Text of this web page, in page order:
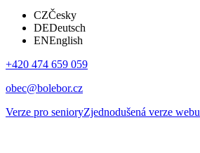
CZČesky
DEDeutsch
ENEnglish
+420 474 659 059
obec@bolebor.cz
Verze pro senioryZjednodušená verze webu